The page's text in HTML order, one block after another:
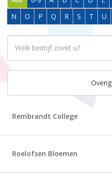
N
O P Q R S T U
Overig
Rembrandt College
Roelofsen Bloemen